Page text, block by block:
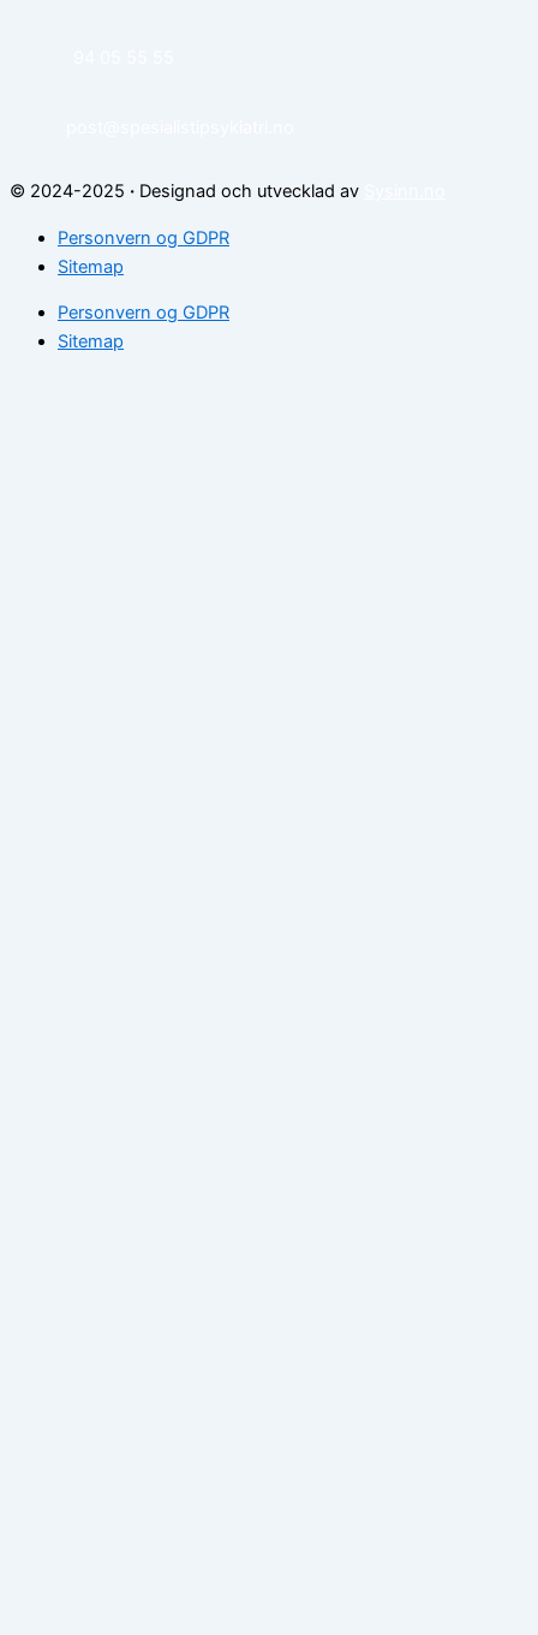
© 2024-2025 · Designad och utvecklad av
Personvern og GDPR
Sitemap
Personvern og GDPR
Sitemap